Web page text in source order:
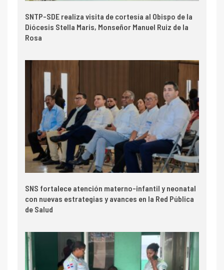
SNTP-SDE realiza visita de cortesía al Obispo de la
Diócesis Stella Maris, Monseñor Manuel Ruiz de la
Rosa
SNS fortalece atención materno-infantil y neonatal
con nuevas estrategias y avances en la Red Pública
de Salud